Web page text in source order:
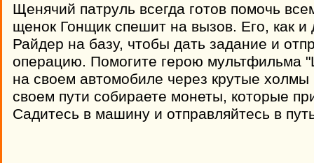
Щенячий патруль всегда готов помочь
щенок Гонщик спешит на вызов. Его, как и
Райдер на базу, чтобы дать задание и
операцию. Помогите герою мультфильма
на своем автомобиле через крутые
своем пути собираете монеты, которые
Садитесь в машину и отправляйтесь в